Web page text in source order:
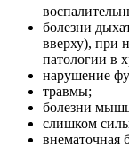
болезни
вверху), при
патологии в
нарушение
травмы;
болезни
слишком
внематочная